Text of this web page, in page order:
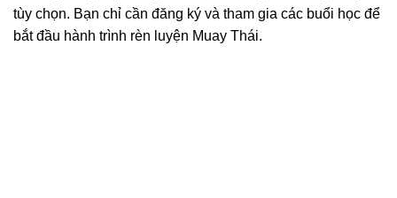
tùy chọn. Bạn chỉ cần đăng ký và tham gia các buổi học để
bắt đầu hành trình rèn luyện Muay Thái.